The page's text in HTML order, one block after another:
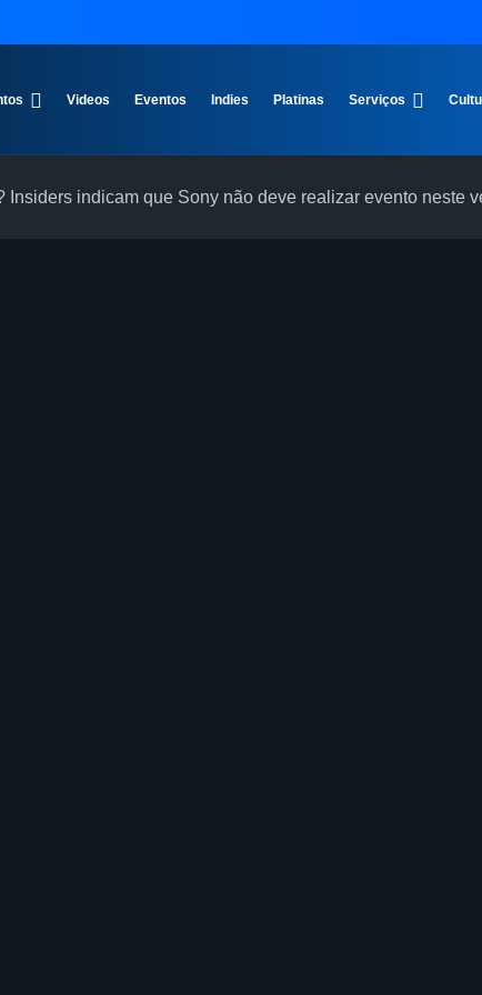
Videos Eventos Indies Platinas Serviços
Insiders indicam que Sony não deve realizar evento neste